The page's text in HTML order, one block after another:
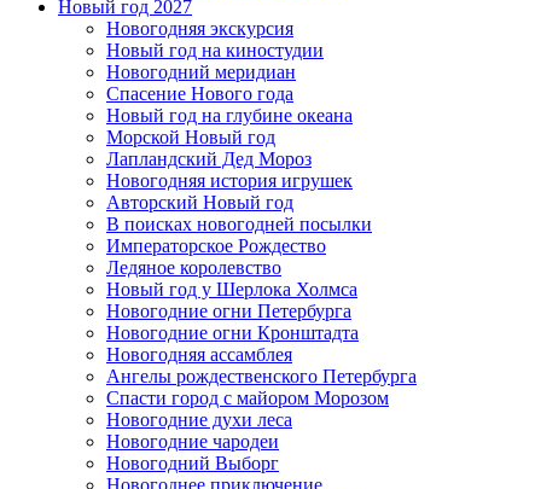
Новый год 2027
Новогодняя экскурсия
Новый год на киностудии
Новогодний меридиан
Спасение Нового года
Новый год на глубине океана
Морской Новый год
Лапландский Дед Мороз
Новогодняя история игрушек
Авторский Новый год
В поисках новогодней посылки
Императорское Рождество
Ледяное королевство
Новый год у Шерлока Холмса
Новогодние огни Петербурга
Новогодние огни Кронштадта
Новогодняя ассамблея
Ангелы рождественского Петербурга
Спасти город с майором Морозом
Новогодние духи леса
Новогодние чародеи
Новогодний Выборг
Новогоднее приключение